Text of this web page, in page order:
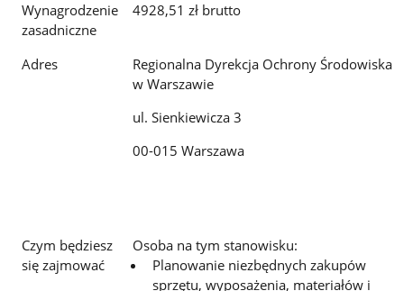
Wynagrodzenie
zasadniczne
4928,51 zł brutto
Adres
Regionalna Dyrekcja Ochrony Środowiska
w Warszawie
ul. Sienkiewicza 3
00-015 Warszawa
Czym będziesz
się zajmować
Osoba na tym stanowisku:
Planowanie niezbędnych zakupów
sprzętu, wyposażenia, materiałów i